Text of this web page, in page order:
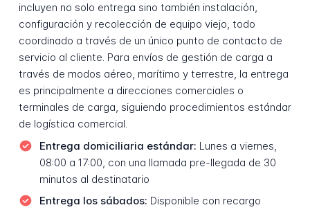
incluyen no solo entrega sino también instalación,
configuración y recolección de equipo viejo, todo
coordinado a través de un único punto de contacto de
servicio al cliente. Para envíos de gestión de carga a
través de modos aéreo, marítimo y terrestre, la entrega
es principalmente a direcciones comerciales o
terminales de carga, siguiendo procedimientos estándar
de logística comercial.
Entrega domiciliaria estándar: Lunes a viernes,
08:00 a 17:00, con una llamada pre-llegada de 30
minutos al destinatario
Entrega los sábados: Disponible con recargo